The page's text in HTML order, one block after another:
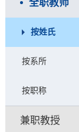
全职教师
按姓氏
按系所
按职称
兼职教授